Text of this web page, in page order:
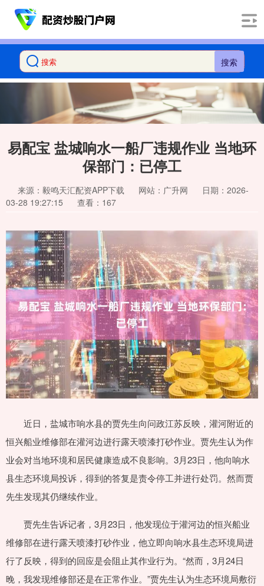
搜索
易配宝 盐城响水一船厂违规作业 当地环
保部门：已停工
来源：毅鸣天汇配资APP下载 网站：广升网
日期：2026-
03-28 19:27:15
查看：167
近日，盐城市响水县的贾先生向问政江苏反映，灌河附近的
恒兴船业维修部在灌河边进行露天喷漆打砂作业。贾先生认为作
业会对当地环境和居民健康造成不良影响。3月23日，他向响水
县生态环境局投诉，得到的答复是责令停工并进行处罚。然而贾
先生发现其仍继续作业。
贾先生告诉记者，3月23日，他发现位于灌河边的恒兴船业
维修部在进行露天喷漆打砂作业，他立即向响水县生态环境局进
行了反映，得到的回应是会阻止其作业行为。“然而，3月24日
晚，我发现维修部还是在正常作业。”贾先生认为生态环境局敷衍